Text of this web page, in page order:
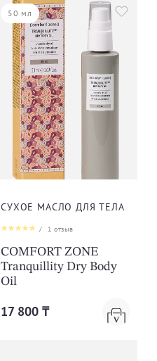
50 мл
СУХОЕ МАСЛО ДЛЯ ТЕЛА
/ 1 отзыв
COMFORT ZONE
Tranquillity Dry Body
Oil
17 800 ₸